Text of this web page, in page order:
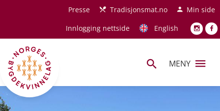
Hopp til hovedinnholdPresse Tradisjonsmat.no
Min side
Innlogging nettside
English
MENY